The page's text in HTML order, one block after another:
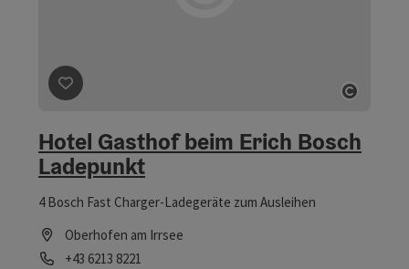
Beitrag merken : Hotel Gasthof beim Erich Bosch
Hotel Gasthof beim Erich Bosch
Ladepunkt
4 Bosch Fast Charger-Ladegeräte zum Ausleihen
Oberhofen am Irrsee
Telefon
+43 6213 8221